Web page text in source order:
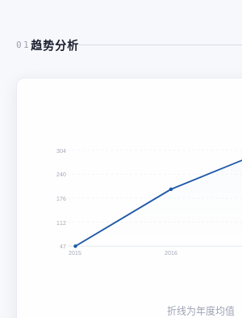
01 趋势分析
304
240
176
112
47
2015 2016
折线为年度均值